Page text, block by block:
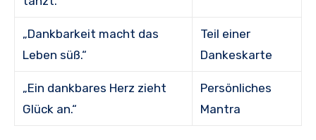
„Dankbarkeit macht das
Leben süß.“
Teil einer
Dankeskarte
„Ein dankbares Herz zieht
Glück an.“
Persönliches
Mantra